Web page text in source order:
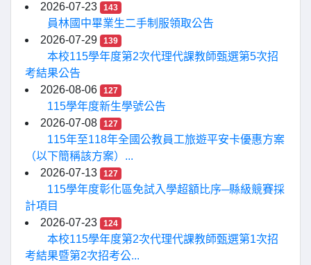
2026-07-23
143
員林國中畢業生二手制服領取公告
2026-07-29
139
本校115學年度第2次代理代課教師甄選第5次招
考結果公告
2026-08-06
127
115學年度新生學號公告
2026-07-08
127
115年至118年全國公教員工旅遊平安卡優惠方案
（以下簡稱該方案）...
2026-07-13
127
115學年度彰化區免試入學超額比序─縣級競賽採
計項目
2026-07-23
124
本校115學年度第2次代理代課教師甄選第1次招
考結果暨第2次招考公...